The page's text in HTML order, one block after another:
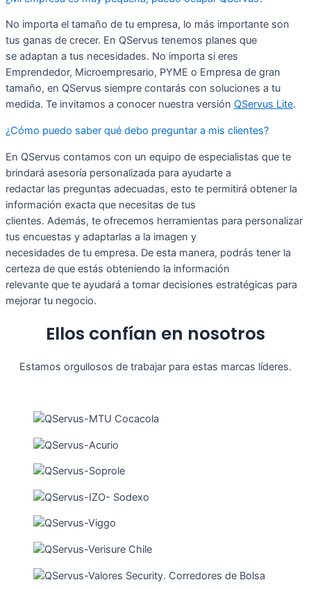
No importa el tamaño de tu empresa, lo más importante son
tus ganas de crecer. En QServus tenemos planes que
se adaptan a tus necesidades. No importa si eres
Emprendedor, Microempresario, PYME o Empresa de gran
tamaño, en QServus siempre contarás con soluciones a tu
medida. Te invitamos a conocer nuestra versión QServus Lite.
¿Cómo puedo saber qué debo preguntar a mis clientes?
En QServus contamos con un equipo de especialistas que te
brindará asesoría personalizada para ayudarte a
redactar las preguntas adecuadas, esto te permitirá obtener la
información exacta que necesitas de tus
clientes. Además, te ofrecemos herramientas para personalizar
tus encuestas y adaptarlas a la imagen y
necesidades de tu empresa. De esta manera, podrás tener la
certeza de que estás obteniendo la información
relevante que te ayudará a tomar decisiones estratégicas para
mejorar tu negocio.
Ellos confían en nosotros
Estamos orgullosos de trabajar para estas marcas líderes.